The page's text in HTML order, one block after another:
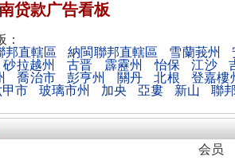
贷款广告看板
邦直轄區 納閩聯邦直轄區 雪蘭莪州
砂拉越州 古晋 霹靂州 怡保 江沙
喬治市 彭亨州 關丹 北根 登嘉樓
甲市 玻璃市州 加央 亞婁 新山 聯
会员